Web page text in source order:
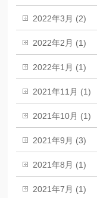
2022年3月 (2)
2022年2月 (1)
2022年1月 (1)
2021年11月 (1)
2021年10月 (1)
2021年9月 (3)
2021年8月 (1)
2021年7月 (1)